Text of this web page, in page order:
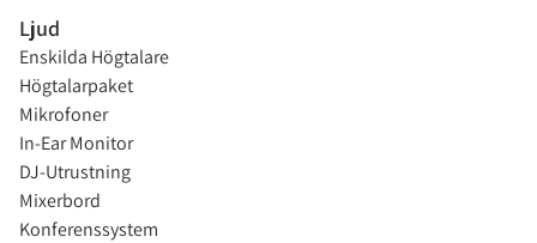
Ljud
Enskilda Högtalare
Högtalarpaket
Mikrofoner
In-Ear Monitor
DJ-Utrustning
Mixerbord
Konferenssystem